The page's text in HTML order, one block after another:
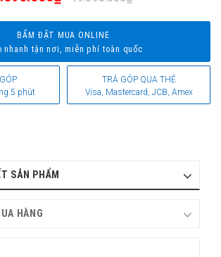
BẤM ĐẶT MUA ONLINE
nhanh tận nơi, miễn phí toàn quốc
5 phút
TRẢ GÓP QUA THẺ
Visa, Mastercard, JCB, Amex
SẢN PHẨM
HÀNG